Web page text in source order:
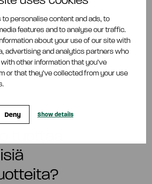
to personalise content and ads, to
features and to analyse our traffic.
about your use of our site with
advertising and analytics partners who
other information that you’ve
or that they’ve collected from your use
Deny Show details